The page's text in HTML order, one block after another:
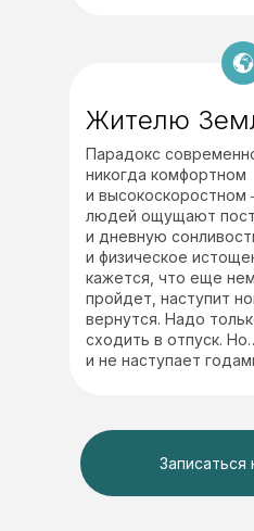
Жителю
Парадокс
никогда комфортном
и
людей ощущают
и дневную
и физическое
кажется, что еще
пройдет, наступит
вернутся. Надо
сходить в отпуск.
и не наступает
Записаться